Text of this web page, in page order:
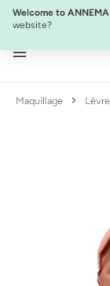
Passer au
Welcome to
website?
Maquillage